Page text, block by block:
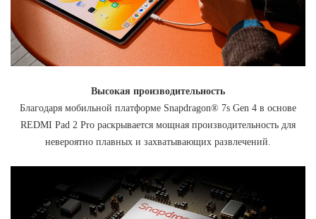
Высокая производительность
Благодаря мобильной платформе Snapdragon® 7s Gen 4 в основе
REDMI Pad 2 Pro раскрывается мощная производительность для
невероятно плавных и захватывающих развлечений.